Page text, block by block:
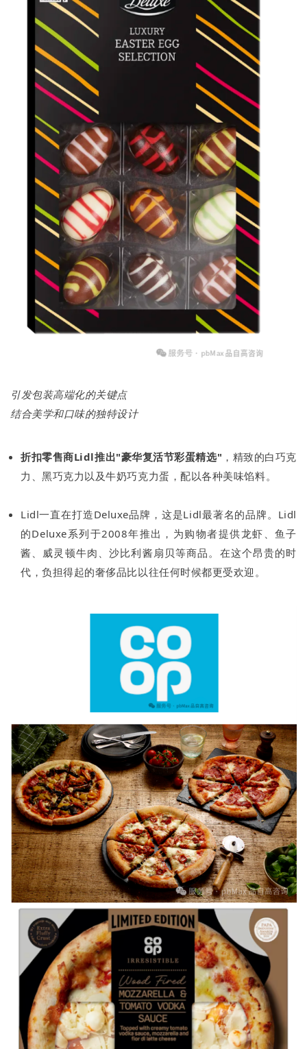
引发包装高端化的关键点
结合美学和口味的独特设计
折扣零售商Lidl推出"豪华复活节彩蛋精选" ，精致的白巧克
力、黑巧克力以及牛奶巧克力蛋，配以各种美味馅料。
Lidl一直在打造Deluxe品牌，这是Lidl最著名的品牌。Lidl
的Deluxe系列于2008年推出，为购物者提供龙虾、鱼子
酱、威灵顿牛肉、沙比利酱扇贝等商品。在这个昂贵的时
代，负担得起的奢侈品比以往任何时候都更受欢迎。